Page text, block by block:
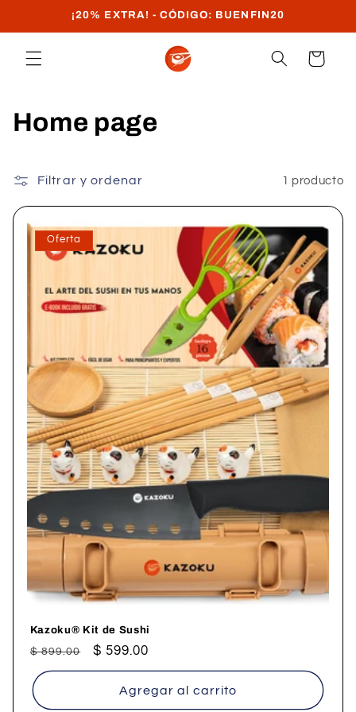
directamente
al contenido
¡20% EXTRA! - CÓDIGO: BUENFIN20
Carrito
C
l
e
Home page
Filtrar y ordenar 1 producto
Oferta
Kazoku® Kit de Sushi
Precio
habitual
$ 899.00
Precio
de
oferta
$ 599.00
Agregar al carrito